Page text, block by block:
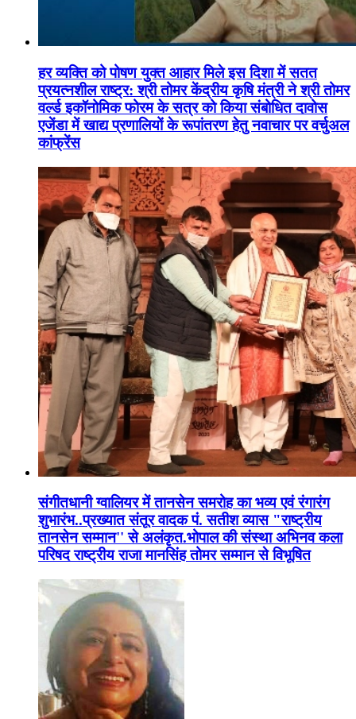
हर व्यक्ति को पोषण युक्त आहार मिले इस दिशा में सतत
प्रयत्नशील राष्ट्र: श्री तोमर केंद्रीय कृषि मंत्री ने श्री तोमर
वर्ल्ड इकॉनोमिक फोरम के सत्र को किया संबोधित दावोस
एजेंडा में खाद्य प्रणालियों के रूपांतरण हेतु नवाचार पर वर्चुअल
कांफ्रेंस
संगीतधानी ग्वालियर में तानसेन समरोह का भव्य एवं रंगारंग
शुभारंभ..प्रख्यात संतूर वादक पं. सतीश व्यास "राष्ट्रीय
तानसेन सम्मान'' से अलंकृत.भोपाल की संस्था अभिनव कला
परिषद राष्ट्रीय राजा मानसिंह तोमर सम्मान से विभूषित